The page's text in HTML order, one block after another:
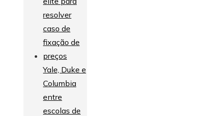
Yale, Duke e
Columbia
entre
escolas de